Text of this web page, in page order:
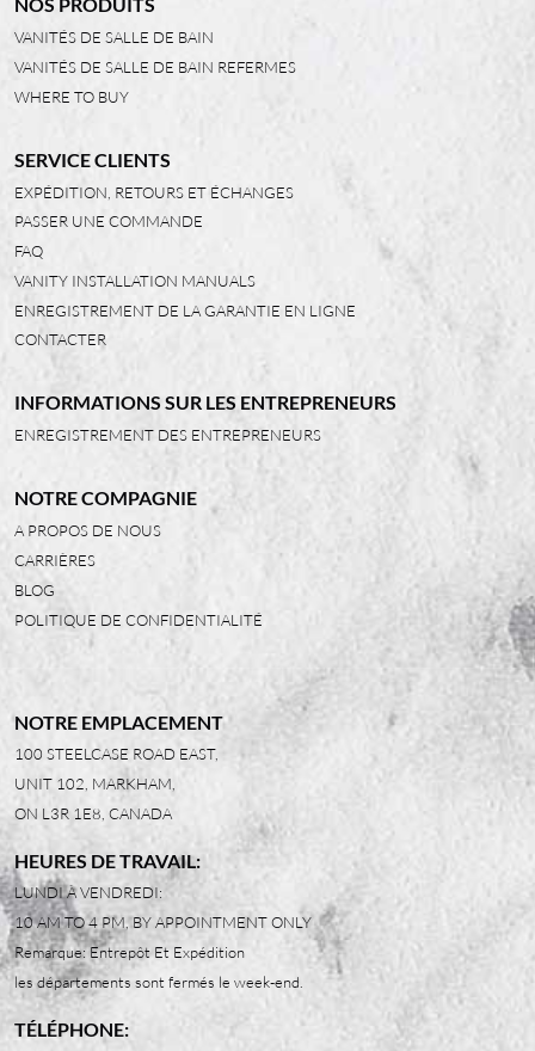
VANITÉS DE SALLE DE BAIN
VANITÉS DE SALLE DE BAIN REFERMES
WHERE TO BUY
SERVICE CLIENTS
EXPÉDITION, RETOURS ET ÉCHANGES
PASSER UNE COMMANDE
FAQ
VANITY INSTALLATION MANUALS
ENREGISTREMENT DE LA GARANTIE EN LIGNE
CONTACTER
INFORMATIONS SUR LES ENTREPRENEURS
ENREGISTREMENT DES ENTREPRENEURS
NOTRE COMPAGNIE
A PROPOS DE NOUS
CARRIÈRES
BLOG
POLITIQUE DE CONFIDENTIALITÉ
NOTRE EMPLACEMENT
100 STEELCASE ROAD EAST,
UNIT 102, MARKHAM,
ON L3R 1E8, CANADA
HEURES DE TRAVAIL:
LUNDI À VENDREDI:
10 AM TO 4 PM, BY APPOINTMENT ONLY
Remarque: Entrepôt Et Expédition
les départements sont fermés le week-end.
TÉLÉPHONE: